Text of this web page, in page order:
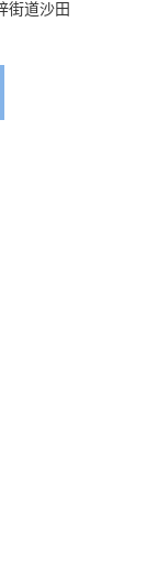
街道沙田